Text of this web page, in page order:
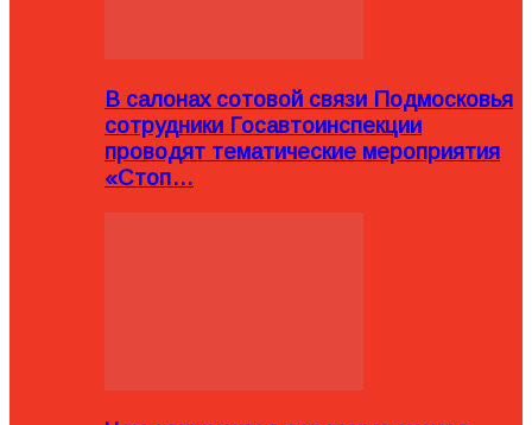
В салонах сотовой связи Подмосковья
сотрудники Госавтоинспекции
проводят тематические мероприятия
«Стоп…